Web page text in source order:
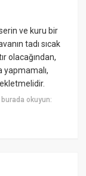
ve kuru bir
tadı sıcak
olacağından,
yapmamalı,
burada okuyun: